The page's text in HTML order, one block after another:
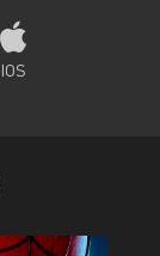
IOS